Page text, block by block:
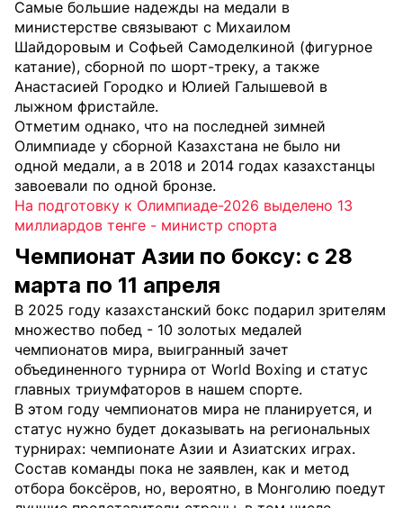
Самые большие надежды на медали в
министерстве связывают с Михаилом
Шайдоровым и Софьей Самоделкиной (фигурное
катание), сборной по шорт-треку, а также
Анастасией Городко и Юлией Галышевой в
лыжном фристайле.
Отметим однако, что на последней зимней
Олимпиаде у сборной Казахстана не было ни
одной медали, а в 2018 и 2014 годах казахстанцы
завоевали по одной бронзе.
На подготовку к Олимпиаде-2026 выделено 13
миллиардов тенге - министр спорта
Чемпионат Азии по боксу: с 28
марта по 11 апреля
В 2025 году казахстанский бокс подарил зрителям
множество побед - 10 золотых медалей
чемпионатов мира, выигранный зачет
объединенного турнира от World Boxing и статус
главных триумфаторов в нашем спорте.
В этом году чемпионатов мира не планируется, и
статус нужно будет доказывать на региональных
турнирах: чемпионате Азии и Азиатских играх.
Состав команды пока не заявлен, как и метод
отбора боксёров, но, вероятно, в Монголию поедут